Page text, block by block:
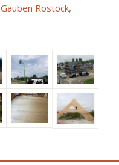
Gauben Rostock,